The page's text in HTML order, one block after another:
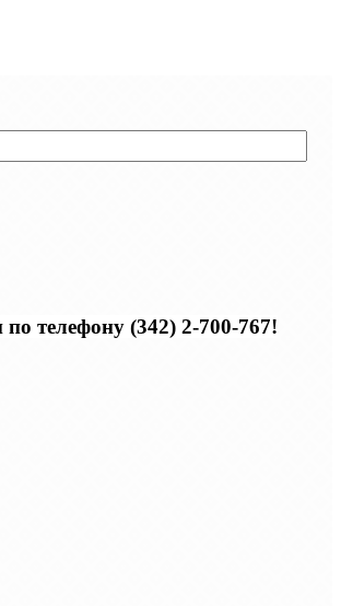
телефону (342) 2-700-767!